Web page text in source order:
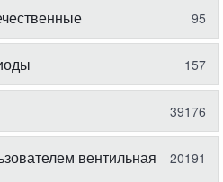
95
157
39176
вентильная
20191